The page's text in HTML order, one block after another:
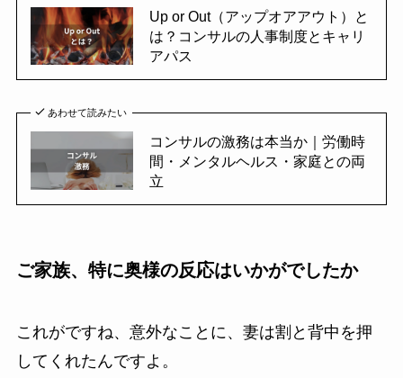
Up or Out（アップオアアウト）と
は？コンサルの人事制度とキャリ
アパス
あわせて読みたい
コンサルの激務は本当か｜労働時
間・メンタルヘルス・家庭との両
立
ご家族、特に奥様の反応はいかがでしたか
これがですね、意外なことに、妻は割と背中を押
してくれたんですよ。